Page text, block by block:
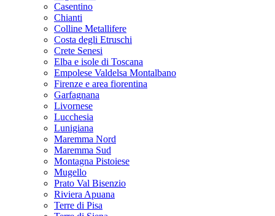
Casentino
Chianti
Colline Metallifere
Costa degli Etruschi
Crete Senesi
Elba e isole di Toscana
Empolese Valdelsa Montalbano
Firenze e area fiorentina
Garfagnana
Livornese
Lucchesia
Lunigiana
Maremma Nord
Maremma Sud
Montagna Pistoiese
Mugello
Prato Val Bisenzio
Riviera Apuana
Terre di Pisa